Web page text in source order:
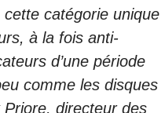
catégorie unique
à la fois anti-
d’une période
comme les disques
directeur des